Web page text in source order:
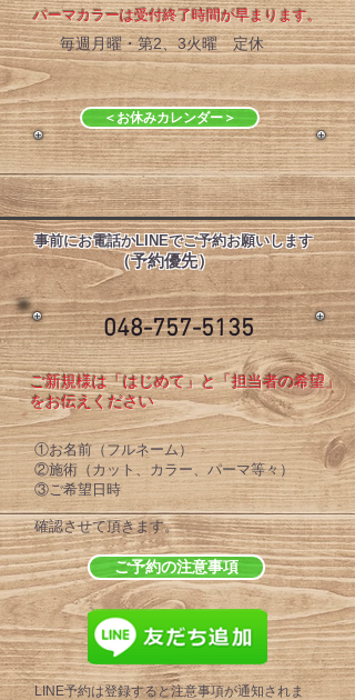
毎週月曜・第2、3火曜 定休
​パーマカラーは受付終了時間が早まります。​
＜お休みカレンダー＞
​事前にお電話かLINEでご予約お願いします
​（予約優先）
048-757-5135
ご新規様は「はじめて」と「担当者の希望」
をお伝えください​
①お名前（フルネーム）
②施術（カット、カラー、パーマ等々）
③ご希望日時
確認させて頂きます。​
ご予約の注意事項
LINE予約は登録すると注意事項が通知されま